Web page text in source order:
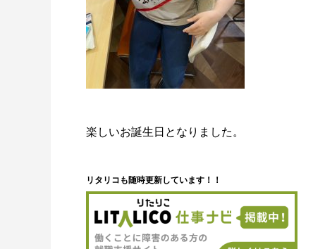
楽しいお誕生日となりました。
リタリコも随時更新しています！！